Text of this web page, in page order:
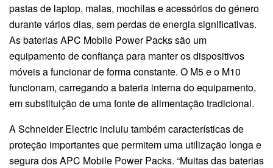
pastas de laptop, malas, mochilas e acessórios do género
durante vários dias, sem perdas de energia significativas.
As baterias APC Mobile Power Packs são um
equipamento de confiança para manter os dispositivos
móveis a funcionar de forma constante. O M5 e o M10
funcionam, carregando a bateria interna do equipamento,
em substituição de uma fonte de alimentação tradicional.
A Schneider Electric incluiu também características de
proteção importantes que permitem uma utilização longa e
segura dos APC Mobile Power Packs. “Muitas das baterias